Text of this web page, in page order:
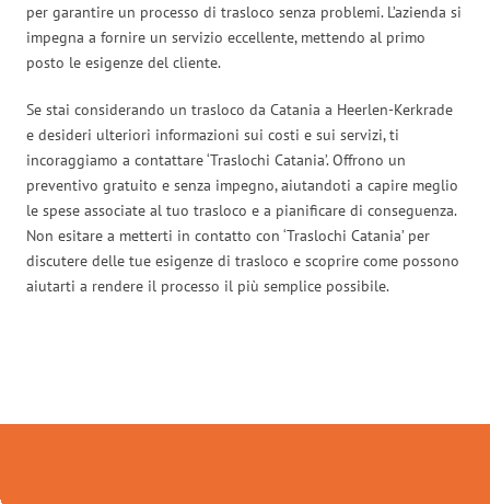
per garantire un processo di trasloco senza problemi. L’azienda si
impegna a fornire un servizio eccellente, mettendo al primo
posto le esigenze del cliente.
Se stai considerando un trasloco da Catania a Heerlen-Kerkrade
e desideri ulteriori informazioni sui costi e sui servizi, ti
incoraggiamo a contattare ‘Traslochi Catania’. Offrono un
preventivo gratuito e senza impegno, aiutandoti a capire meglio
le spese associate al tuo trasloco e a pianificare di conseguenza.
Non esitare a metterti in contatto con ‘Traslochi Catania’ per
discutere delle tue esigenze di trasloco e scoprire come possono
aiutarti a rendere il processo il più semplice possibile.